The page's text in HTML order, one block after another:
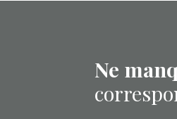
Ne